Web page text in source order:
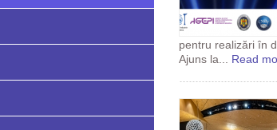
pentru realizări în
Ajuns la... Read